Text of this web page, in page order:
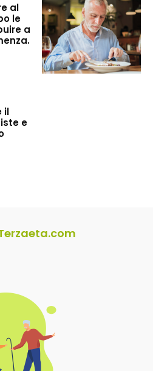
al
le
a
il
e